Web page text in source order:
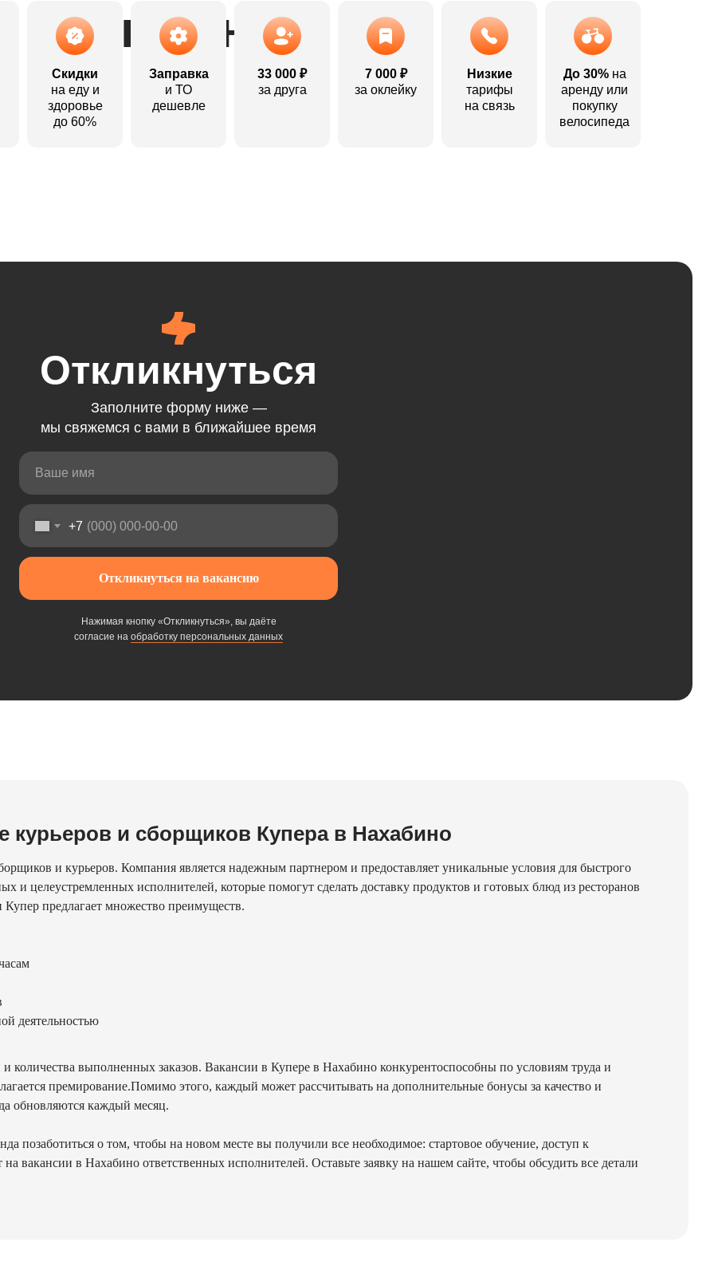
выгодно:
Скидки
на еду и
здоровье
до 60%
Заправка
и ТО
дешевле
33 000 ₽
за друга
7 000 ₽
за оклейку
Низкие
тарифы
на связь
До 30%на
аренду или
покупку
велосипеда
Откликнуться
Заполните форму ниже —
мы свяжемся с вами в ближайшее время
+7
Откликнуться на вакансию
Нажимая кнопку «Откликнуться», вы даёте
согласие на обработку персональных данных
курьеров и сборщиков Купера в Нахабино
и курьеров. Компания является надежным партнером и предоставляет уникальные условия для быстрого
и целеустремленных исполнителей, которые помогут сделать доставку продуктов и готовых блюд из ресторанов
предлагает множество преимуществ.
деятельностью
и количества выполненных заказов. Вакансии в Купере в Нахабино конкурентоспособны по условиям труда и
премирование.Помимо этого, каждый может рассчитывать на дополнительные бонусы за качество и
обновляются каждый месяц.
позаботиться о том, чтобы на новом месте вы получили все необходимое: стартовое обучение, доступ к
вакансии в Нахабино ответственных исполнителей. Оставьте заявку на нашем сайте, чтобы обсудить все детали